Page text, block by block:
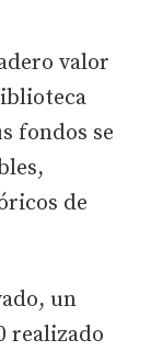
valor
fondos se
de
un
realizado